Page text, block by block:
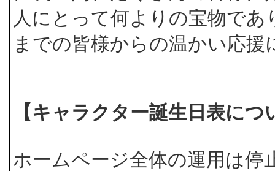
人にとって何よりの宝物で
までの皆様からの温かい応
【キャラクター誕生日表に
ホームページ全体の運用は停